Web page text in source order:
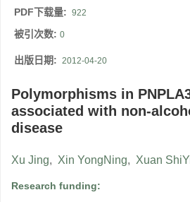
PDF下载量: 922
被引次数: 0
出版日期: 2012-04-20
Polymorphisms in
associated with non-
disease
Xu Jing, Xin YongNing, Xuan
Research funding: